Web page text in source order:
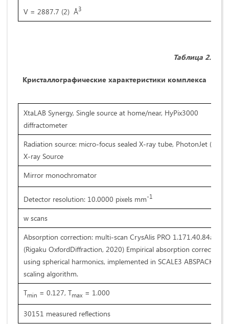
V = 2887.7 (2) Å3
Таблица 2.
Кристаллографические характеристики комплекса
XtaLAB Synergy, Single source at home/near, HyPix3000
diffractometer
Radiation source: micro-focus sealed X-ray tube, PhotonJet (Cu)
X-ray Source
Mirror monochromator
Detector resolution: 10.0000 pixels mm-1
w scans
Absorption correction: multi-scan CrysAlis PRO 1.171.40.84a
(Rigaku OxfordDiffraction, 2020) Empirical absorption correction
using spherical harmonics, implemented in SCALE3 ABSPACK
scaling algorithm.
Tmin = 0.127, Tmax = 1.000
30151 measured reflections